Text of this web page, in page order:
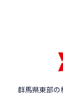
群馬県東部の